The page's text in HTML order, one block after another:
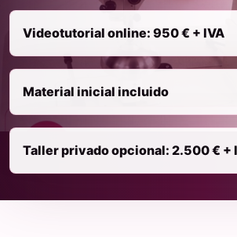
Videotutorial online: 950 € + IVA
Material inicial incluido
Taller privado opcional: 2.500 € +